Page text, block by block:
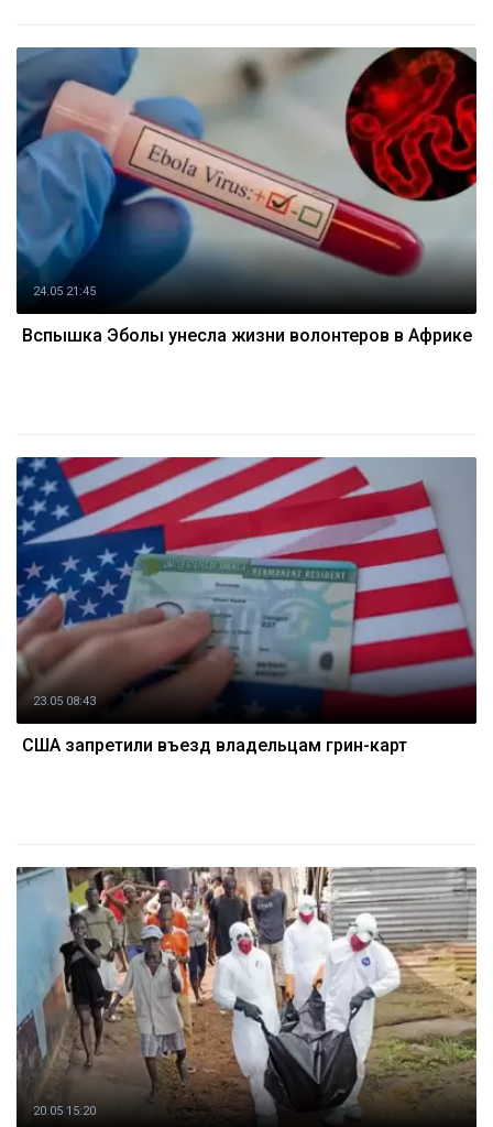
24.05 21:45
Вспышка Эболы унесла жизни волонтеров в Африке
23.05 08:43
США запретили въезд владельцам грин-карт
20.05 15:20